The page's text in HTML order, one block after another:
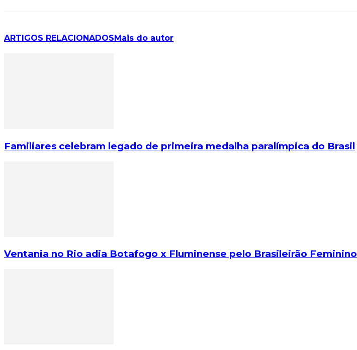
ARTIGOS RELACIONADOSMais do autor
Familiares celebram legado de primeira medalha paralímpica do Brasil
Ventania no Rio adia Botafogo x Fluminense pelo Brasileirão Feminino